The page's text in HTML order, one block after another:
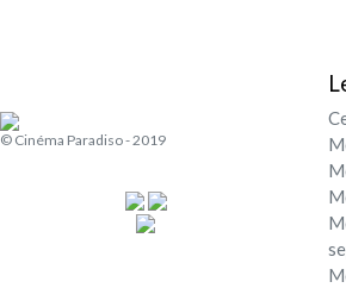
© Cinéma Paradiso - 2019